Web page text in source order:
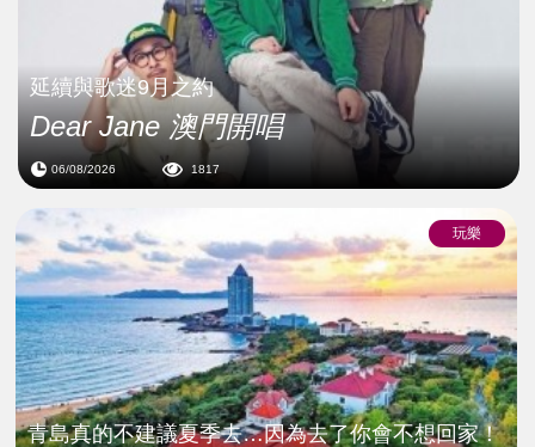
延續與歌迷9月之約
Dear Jane 澳門開唱
06/08/2026 1817
玩樂
青島真的不建議夏季去…因為去了你會不想回家！